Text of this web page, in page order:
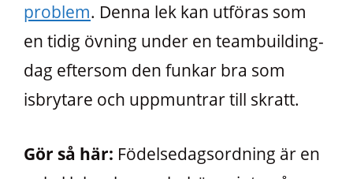
problem. Denna lek kan utföras som
en tidig övning under en teambuilding-
dag eftersom den funkar bra som
isbrytare och uppmuntrar till skratt.
Gör så här: Födelsedagsordning är en